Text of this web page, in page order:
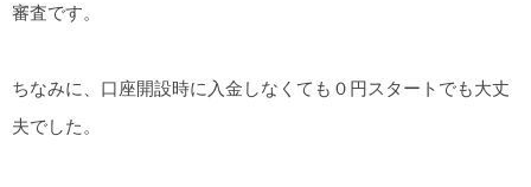
審査です。
ちなみに、口座開設時に入金しなくても０円スタートでも大丈
夫でした。